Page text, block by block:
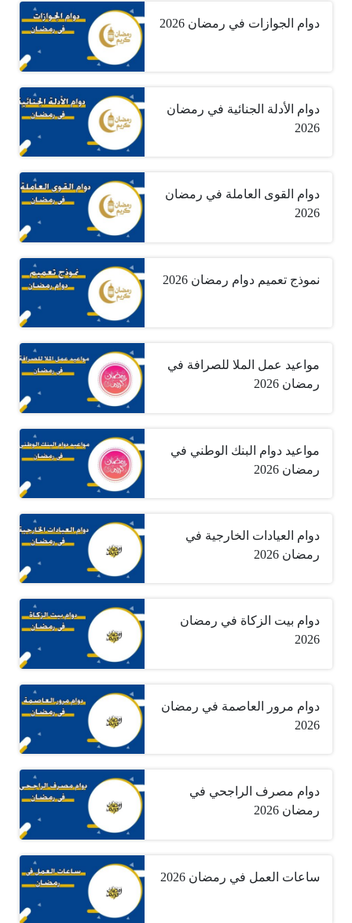
دوام الجوازات في رمضان 2026
دوام الأدلة الجنائية في رمضان
2026
دوام القوى العاملة في رمضان
2026
نموذج تعميم دوام رمضان 2026
مواعيد عمل الملا للصرافة في
رمضان 2026
مواعيد دوام البنك الوطني في
رمضان 2026
دوام العيادات الخارجية في
رمضان 2026
دوام بيت الزكاة في رمضان
2026
دوام مرور العاصمة في رمضان
2026
دوام مصرف الراجحي في
رمضان 2026
ساعات العمل في رمضان 2026